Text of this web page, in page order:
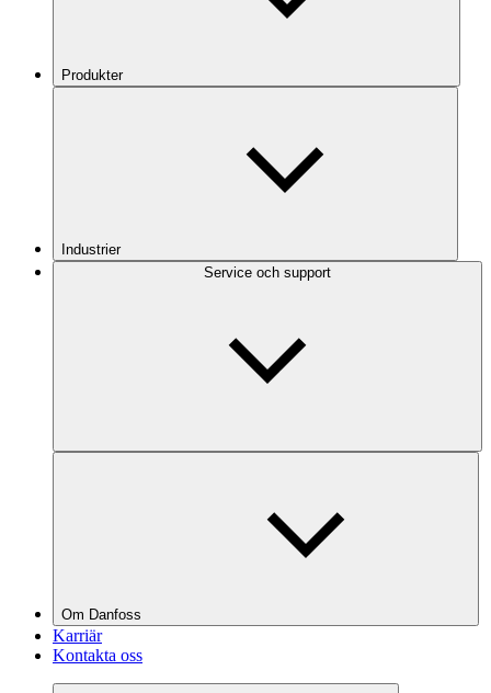
Produkter
Industrier
Service och support
Om Danfoss
Karriär
Kontakta oss